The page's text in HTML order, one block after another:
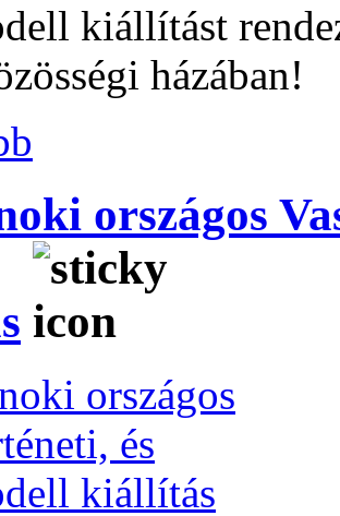
kiállítást
házában!
országos